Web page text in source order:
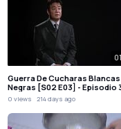
Guerra De Cucharas
Negras [S02 E03] - Episodio
0 views 214 days ago